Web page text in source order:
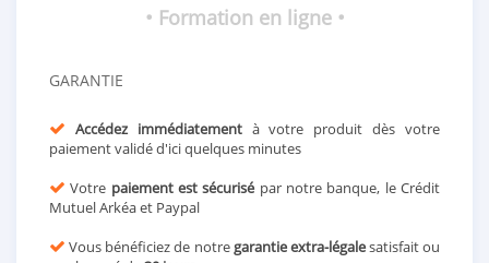
• Formation en ligne •
GARANTIE
Accédez immédiatementà votre produit dès votre
paiement validé d'ici quelques minutes
Votre paiement est sécurisé par notre banque, le Crédit
Mutuel Arkéa et Paypal
Vous bénéficiez de notregarantie extra-légalesatisfait ou